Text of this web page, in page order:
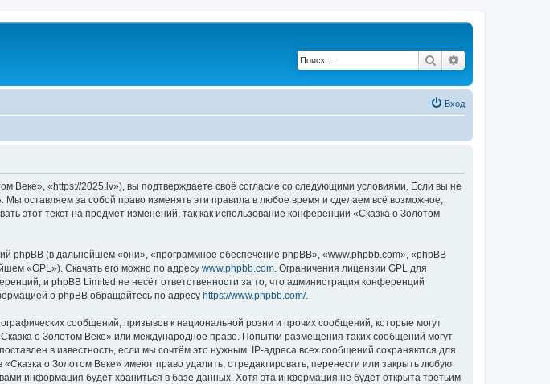
Поиск
Вход
«https://2025.lv»), вы подтверждаете своё согласие со следующими условиями. Если вы не
оставляем за собой право изменять эти правила в любое время и сделаем всё возможное,
этот текст на предмет изменений, так как использование конференции «Сказка о Золотом
(в дальнейшем «они», «программное обеспечение phpBB», «www.phpbb.com», «phpBB
«GPL»). Скачать его можно по адресу www.phpbb.com . Ограничения лицензии GPL для
и phpBB Limited не несёт ответственности за то, что администрация конференций
о phpBB обращайтесь по адресу https://www.phpbb.com/.
сообщений, призывов к национальной розни и прочих сообщений, которые могут
о Золотом Веке» или международное право. Попытки размещения таких сообщений могут
в известность, если мы сочтём это нужным. IP-адреса всех сообщений сохраняются для
о Золотом Веке» имеют право удалить, отредактировать, перенести или закрыть любую
информация будет храниться в базе данных. Хотя эта информация не будет открыта третьим